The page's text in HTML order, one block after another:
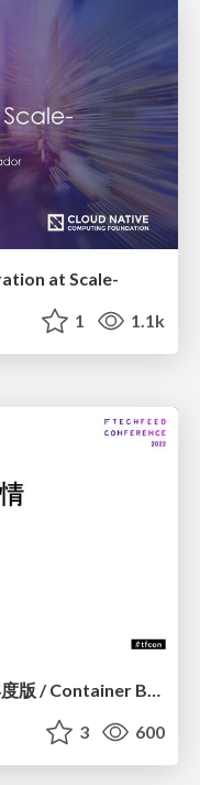
at Scale-
1 1.1k
コンテナビルド最新事情 2022年度版 / Container Build 2022
3 600